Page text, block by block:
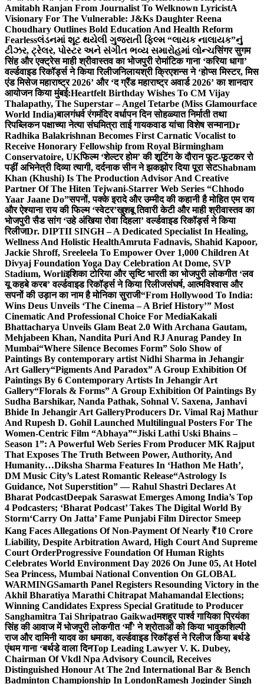
Amitabh Ranjan From Journalist To Welknown LyricistA
Visionary For The Vulnerable: J&Ks Daughter Reena
Choudhary Outlines Bold Education And Health Reform
Fearlessલંડનમાં શૂટ થયેલી ગુજરાતી ફિલ્મ “લાયક નાલાયક”નું
ટીઝર, ટ્રેલર, પોસ્ટર અને સંગીત ભવ્ય સમારોહમાં લોન્ચसिंगर सुगम
सिंह और एक्ट्रेस माही श्रीवास्तव का भोजपुरी रोमांटिक गाना ‘करिया धागा’
वर्ल्डवाइड रिकॉर्ड्स ने किया रिलीजनिलायश्री क्रिएशन्स ने ‘होप्स मिस्टर, मिस
एंड मिसेज महाराष्ट्र 2026’ और ‘द ग्रैंड महाराष्ट्र अवार्ड 2026’ का शानदार
आयोजन किया मुंबई:Heartfelt Birthday Wishes To CM Vijay
Thalapathy, The Superstar – Angel Tetarbe (Miss Glamourface
World India)बालगंधर्व रंगमंदिर वर्धापन दिन सोहळ्यात निर्माती तथा
रिपब्लिकन पक्षाच्या नेत्या संघमित्रा ताई गायकवाड यांचा विशेष सन्मानDr
Radhika Balakrishnan Becomes First Carnatic Vocalist to
Receive Honorary Fellowship from Royal Birmingham
Conservatoire, UKफिल्म ‘शेल्टर होम’ की शूटिंग के दौरान फूट-फूटकर रो
पड़ीं अभिनेत्री दिव्या त्यागी, दर्दनाक सीन ने झकझोर दिया पूरा सेटShabnam
Khan (Khushi) Is The Production Advisor And Creative
Partner Of The Hiten Tejwani-Starrer Web Series “Chhodo
Yaar Jaane Do”सपनों, पक्के इरादे और उम्मीद की कहानी है मोहित एम राय
और ऐश्याना राय की फिल्म ‘स्वेटर’खुशबू तिवारी केटी और माही श्रीवास्तव का
भोजपुरी सैड सांग ‘उहे अंखिया रोवा दिहला’ वर्ल्डवाइड रिकॉर्ड्स ने किया
रिलीजDr. DIPTII SINGH – A Dedicated Specialist In Healing,
Wellness And Holistic HealthAmruta Fadnavis, Shahid Kapoor,
Jackie Shroff, Sreeleela To Empower Over 1,000 Children At
Divyaj Foundation Yoga Day Celebration At Dome, SVP
Stadium, Worliइशिका टोरिया और सृष्टि भारती का भोजपुरी लोकगीत ‘लव
यू कहबे करब’ वर्ल्डवाइड रिकॉर्ड्स ने किया रिलीजसंघर्ष, आत्मविश्वास और
सपनों की उड़ान का नाम है मोनिका सुराजी“From Hollywood To India:
Wins Deus Unveils ‘The Cinema – A Brief History’” Most
Cinematic And Professional Choice For MediaKakali
Bhattacharya Unveils Glam Beat 2.0 With Archana Gautam,
Mehjabeen Khan, Nandita Puri And RJ Anurag Pandey In
Mumbai“Where Silence Becomes Form” Solo Show of
Paintings By contemporary artist Nidhi Sharma in Jehangir
Art Gallery“Pigments And Paradox” A Group Exhibition Of
Paintings By 6 Contemporary Artists In Jehangir Art
Gallery“Florals & Forms” A Group Exhibition Of Paintings By
Sudha Barshikar, Nanda Pathak, Sohnal V. Saxena, Janhavi
Bhide In Jehangir Art GalleryProducers Dr. Vimal Raj Mathur
And Rupesh D. Gohil Launched Multilingual Posters For The
Women-Centric Film “Abhaya”“Jiski Lathi Uski Bhains –
Season 1”: A Powerful Web Series From Producer MK Rajput
That Exposes The Truth Between Power, Authority, And
Humanity…Diksha Sharma Features In ‘Hathon Me Hath’,
DM Music City’s Latest Romantic Release“Astrology Is
Guidance, Not Superstition” — Rahul Shastri Declares At
Bharat PodcastDeepak Saraswat Emerges Among India’s Top
4 Podcasters; ‘Bharat Podcast’ Takes The Digital World By
Storm‘Carry On Jatta’ Fame Punjabi Film Director Smeep
Kang Faces Allegations Of Non-Payment Of Nearly ₹10 Crore
Liability, Despite Arbitration Award, High Court And Supreme
Court OrderProgressive Foundation Of Human Rights
Celebrates World Environment Day 2026 On June 05, At Hotel
Sea Princess, Mumbai National Convention On GLOBAL
WARMINGSamarth Panel Registers Resounding Victory in the
Akhil Bharatiya Marathi Chitrapat Mahamandal Elections;
Winning Candidates Express Special Gratitude to Producer
Sanghamitra Tai Shripatrao Gaikwadमशहूर पार्श्व गायिका प्रियंका
सिंह की आवाज में भोजपुरी लोकगीत ‘माँ’ ने श्रोताओं को किया भावुकशिल्पी
राज और दामिनी यादव का धमाका, वर्ल्डवाइड रिकॉर्ड्स ने रिलीज किया बर्थडे
एंथम गाना ‘बर्थडे वाला दिनTop Leading Lawyer V. K. Dubey,
Chairman Of Vkdl Npa Advisory Council, Receives
Distinguished Honour At The 2nd International Bar & Bench
Badminton Championship In LondonRamesh Joginder Singh